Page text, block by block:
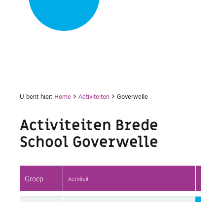
U bent hier: Home Activiteiten Goverwelle
Activiteiten Brede
School Goverwelle
Groep Activiteit